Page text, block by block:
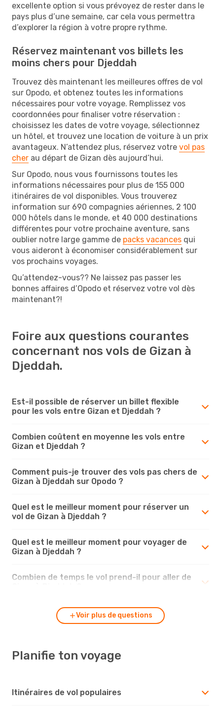
excellente option si vous prévoyez de rester dans le
pays plus d’une semaine, car cela vous permettra
d’explorer la région à votre propre rythme.
Réservez maintenant vos billets les
moins chers pour Djeddah
Trouvez dès maintenant les meilleures offres de vol
sur Opodo, et obtenez toutes les informations
nécessaires pour votre voyage. Remplissez vos
coordonnées pour finaliser votre réservation :
choisissez les dates de votre voyage, sélectionnez
un hôtel, et trouvez une location de voiture à un prix
avantageux. N’attendez plus, réservez votre vol pas
cher au départ de Gizan dès aujourd’hui.
Sur Opodo, nous vous fournissons toutes les
informations nécessaires pour plus de 155 000
itinéraires de vol disponibles. Vous trouverez
information sur 690 compagnies aériennes, 2 100
000 hôtels dans le monde, et 40 000 destinations
différentes pour votre prochaine aventure, sans
oublier notre large gamme de packs vacances qui
vous aideront à économiser considérablement sur
vos prochains voyages.
Qu’attendez-vous?? Ne laissez pas passer les
bonnes affaires d’Opodo et réservez votre vol dès
maintenant?!
Foire aux questions courantes
concernant nos vols de Gizan à
Djeddah.
Est-il possible de réserver un billet flexible
pour les vols entre Gizan et Djeddah ?
Combien coûtent en moyenne les vols entre
Gizan et Djeddah ?
Comment puis-je trouver des vols pas chers de
Gizan à Djeddah sur Opodo ?
Quel est le meilleur moment pour réserver un
vol de Gizan à Djeddah ?
Quel est le meilleur moment pour voyager de
Gizan à Djeddah ?
Combien de temps le vol prend-il pour aller de
Voir plus de questions
Planifie ton voyage
Itinéraires de vol populaires